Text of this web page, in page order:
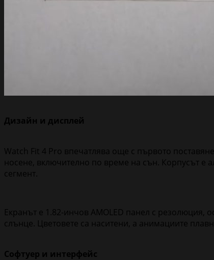
Дизайн и дисплей
Watch Fit 4 Pro впечатлява още с първото
носене, включително по време на сън. Корпусът е
сегмент.
Екранът е 1.82-инчов AMOLED панел с резолюция,
слънце. Цветовете са наситени, а анимациите
Софтуер и интерфейс